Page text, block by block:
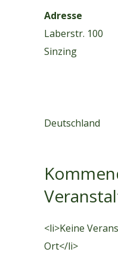
Adresse
Laberstr. 100
Sinzing
Deutschland
<li>Keine
Ort</li>